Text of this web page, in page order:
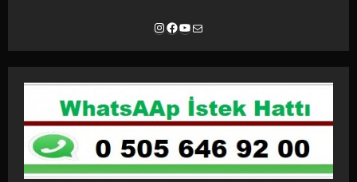
Instagram
Facebook
YouTube
E-posta